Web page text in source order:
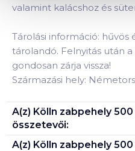
valamint kalácshoz és
Tárolási információ: hűvös
tárolandó. Felnyitás után
gondosan zárja vissza!
Származási hely:
A(z) Kölln zabpehely
összetevői:
A(z) Kölln zabpehely